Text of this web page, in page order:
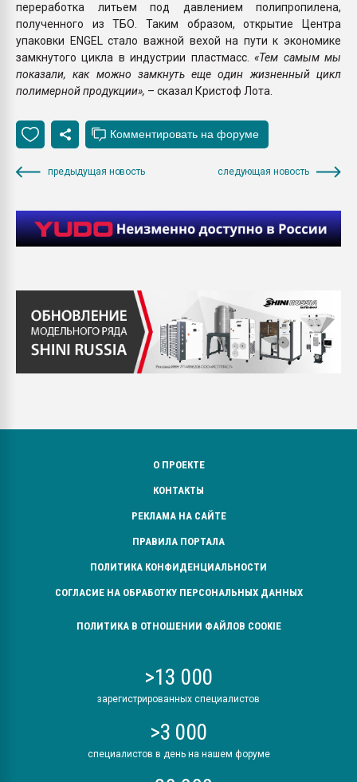
переработка литьем под давлением полипропилена,
полученного из ТБО. Таким образом, открытие Центра
упаковки ENGEL стало важной вехой на пути к экономике
замкнутого цикла в индустрии пластмасс.«Тем самым мы
показали, как можно замкнуть еще один жизненный цикл
полимерной продукции», – сказал Кристоф Лота.
предыдущая новость следующая новость
О ПРОЕКТЕ
КОНТАКТЫ
РЕКЛАМА НА САЙТЕ
ПРАВИЛА ПОРТАЛА
ПОЛИТИКА КОНФИДЕНЦИАЛЬНОСТИ
СОГЛАСИЕ НА ОБРАБОТКУ ПЕРСОНАЛЬНЫХ ДАННЫХ
ПОЛИТИКА В ОТНОШЕНИИ ФАЙЛОВ COOKIE
>13 000
зарегистрированных специалистов
>3 000
специалистов в день на нашем форуме